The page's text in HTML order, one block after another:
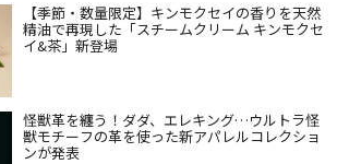
【季節・数量限定】キンモクセイの香りを天然
精油で再現した「スチームクリーム キンモクセ
イ&茶」新登場
怪獣革を纏う！ダダ、エレキング…ウルトラ怪
獣モチーフの革を使った新アパレルコレクショ
ンが発表